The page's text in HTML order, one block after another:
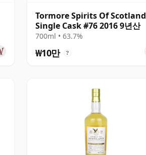
Tormore Spirits Of Scotland
Single Cask #76 2016 9년산
700ml • 63.7%
₩10만 ?